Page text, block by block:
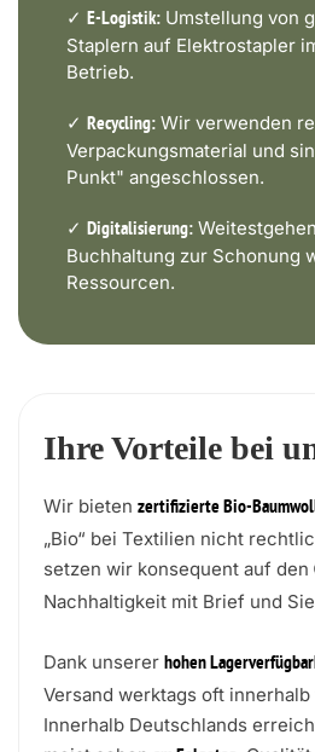
✓ E-Logistik: Umstellung von
Staplern auf Elektrostapler
Betrieb.
✓ Recycling: Wir verwenden
Verpackungsmaterial und
Punkt" angeschlossen.
✓ Digitalisierung:
Buchhaltung zur Schonung
Ressourcen.
Ihre Vorteile bei
Wir bieten zertifizierte Bio-
„Bio“ bei Textilien nicht
setzen wir konsequent auf den
Nachhaltigkeit mit Brief und
Dank unserer hohen
Versand werktags oft
Innerhalb Deutschlands